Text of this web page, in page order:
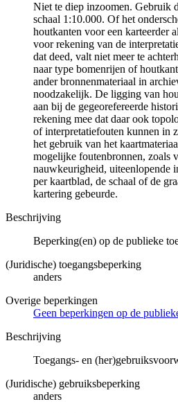
Niet te diep inzoomen. Gebruik
schaal 1:10.000. Of het
houtkanten voor een karteerder
voor rekening van de
dat deed, valt niet meer te
naar type bomenrijen of
ander bronnenmateriaal in
noodzakelijk. De ligging van
aan bij de gegeorefereerde
rekening mee dat daar ook
of interpretatiefouten kunnen in
het gebruik van het
mogelijke foutenbronnen, zoals
nauwkeurigheid, uiteenlopende
per kaartblad, de schaal of de
kartering gebeurde.
Beschrijving
Beperking(en) op de publieke
(Juridische) toegangsbeperking
anders
Overige beperkingen
Geen beperkingen op de
Beschrijving
Toegangs- en
(Juridische) gebruiksbeperking
anders